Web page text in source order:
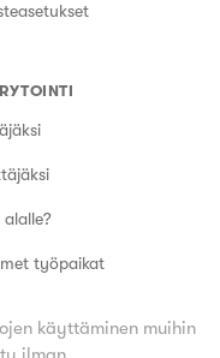
alalle?
työpaikat
käyttäminen muihin